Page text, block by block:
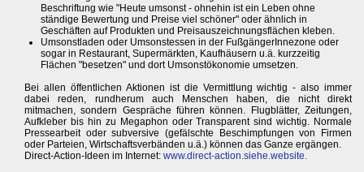
Beschriftung wie "Heute umsonst - ohnehin ist ein Leben ohne
ständige Bewertung und Preise viel schöner" oder ähnlich in
Geschäften auf Produkten und Preisauszeichnungsflächen kleben.
Umsonstladen oder Umsonstessen in der FußgängerInnezone oder
sogar in Restaurant, Supermärkten, Kaufhäusern u.ä. kurzzeitig
Flächen "besetzen" und dort Umsonstökonomie umsetzen.
Bei allen öffentlichen Aktionen ist die Vermittlung wichtig - also immer
dabei reden, rundherum auch Menschen haben, die nicht direkt
mitmachen, sondern Gespräche führen können. Flugblätter, Zeitungen,
Aufkleber bis hin zu Megaphon oder Transparent sind wichtig. Normale
Pressearbeit oder subversive (gefälschte Beschimpfungen von Firmen
oder Parteien, Wirtschaftsverbänden u.ä.) können das Ganze ergängen.
Direct-Action-Ideen im Internet: www.direct-action.siehe.website.